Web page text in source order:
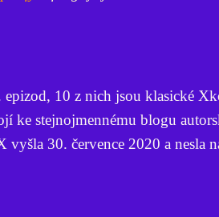
10 z nich jsou klasické
ke stejnojmennému blogu
30. července 2020 a nesla